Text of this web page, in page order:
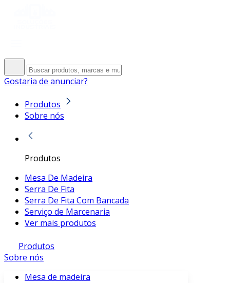
Gostaria de anunciar?
Produtos
Sobre nós
Produtos
Mesa De Madeira
Serra De Fita
Serra De Fita Com Bancada
Serviço de Marcenaria
Ver mais produtos
Produtos
Sobre nós
Mesa de madeira